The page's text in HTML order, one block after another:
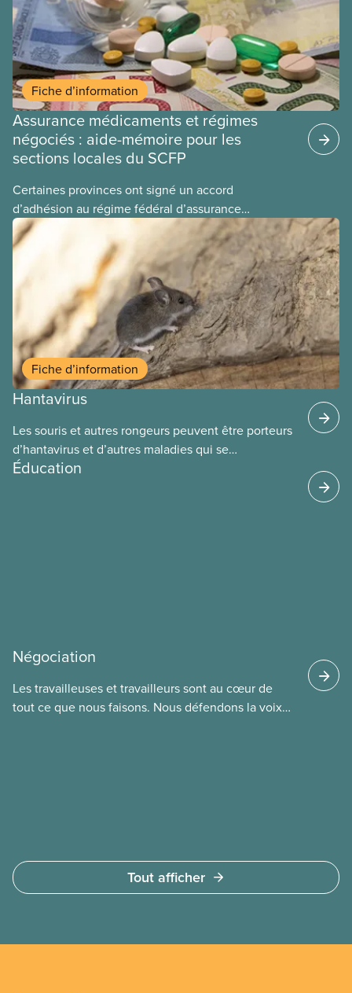
Fiche d’information
Assurance médicaments et régimes
négociés : aide-mémoire pour les
sections locales du SCFP
Certaines provinces ont signé un accord
d’adhésion au régime fédéral d’assurance
médicaments. Les sections locales du SCFP dans
ces provinces s’interrogent sur l’incidence que ce
régime pourrait avoir sur leurs avantages
sociaux actuels.
Fiche d’information
Hantavirus
Les souris et autres rongeurs peuvent être porteurs
d’hantavirus et d’autres maladies qui se
transmettent par l’intermédiaire de leurs excrétions
Éducation
Négociation
Les travailleuses et travailleurs sont au cœur de
tout ce que nous faisons. Nous défendons la voix
Tout afficher